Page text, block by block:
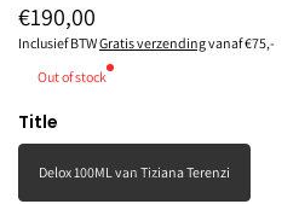
€190,00
Inclusief BTWGratis verzendingvanaf €75,-
Out of stock
Title
Delox 100ML van Tiziana Terenzi